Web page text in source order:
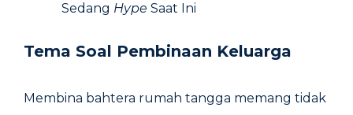
Sedang Hype Saat Ini
Tema Soal Pembinaan Keluarga
Membina bahtera rumah tangga memang tidak